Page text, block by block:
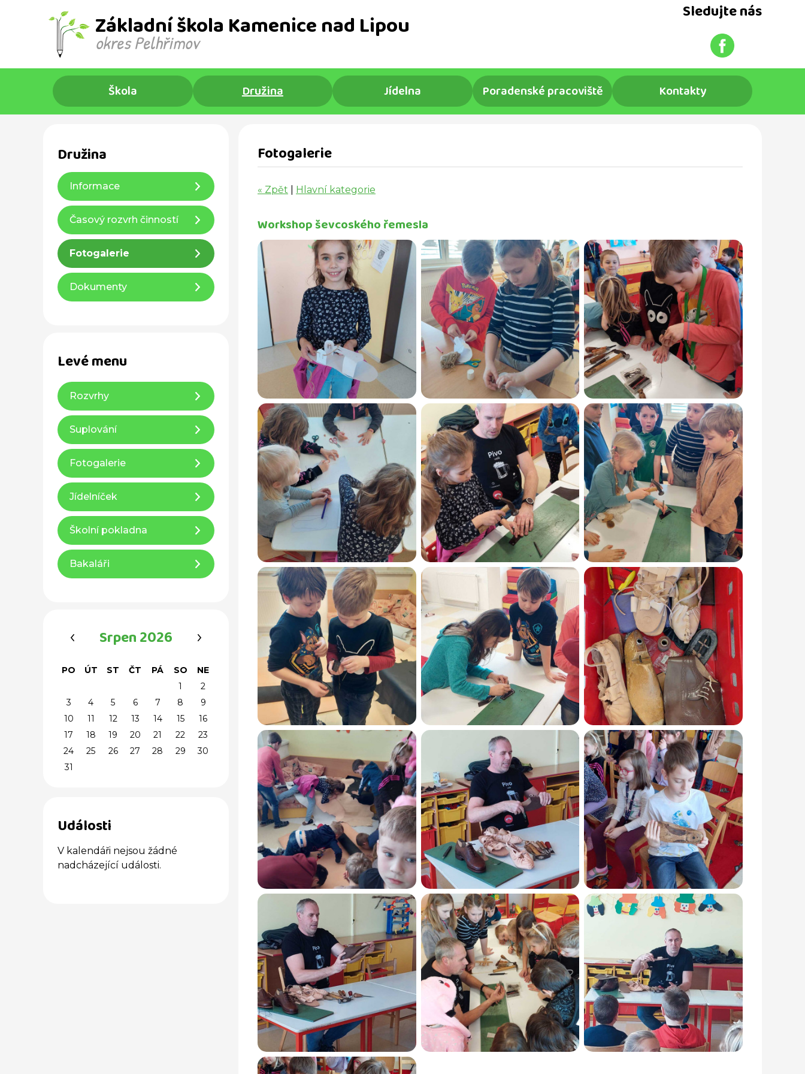
Základní škola Kamenice nad Lipou
okres Pelhřimov ​
Sledujte nás
Škola Družina Jídelna Poradenské pracoviště Kontakty
Fotogalerie
« Zpět Hlavní kategorie
Workshop ševcoského řemesla
Družina
Informace
Časový rozvrh činností
Fotogalerie
Dokumenty
Levé menu
Rozvrhy
Suplování
Fotogalerie
Jídelníček
Školní pokladna
Bakaláři
Srpen 2026
PO ÚT ST ČT PÁ SO
NE
1
2
3
4 5 6 7 8
9
10
11 12 13 14 15
16
17
18 19 20 21 22
23
24
25 26 27 28 29
30
31
Události
V kalendáři nejsou žádné
nadcházející události.